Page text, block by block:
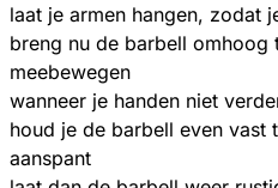
laat je armen hangen, zodat
breng nu de barbell omhoog
meebewegen
wanneer je handen niet
houd je de barbell even vast
aanspant